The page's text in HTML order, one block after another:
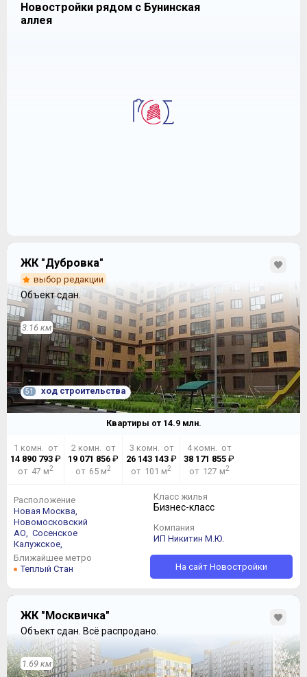
Новостройки рядом с Бунинская
аллея
ЖК "Дубровка"
выбор редакции
Объект сдан.
3.16 км
51 ход строительства
Квартиры от 14.9млн.
1 комн. от
14 890 793₽
от 47 м2
2 комн. от
19 071 856 ₽
от 65 м2
3 комн. от
26 143 143₽
от 101 м2
4 комн. от
38 171 855 ₽
от 127 м2
Расположение
Новая Москва,
Новомосковский
АО, Сосенское
Калужское,
Ближайшее метро
Теплый Стан
Класс жилья
Бизнес-класс
Компания
ИП Никитин М.Ю.
На сайт Новостройки
ЖК "Москвичка"
Объект сдан. Всё распродано.
1.69 км